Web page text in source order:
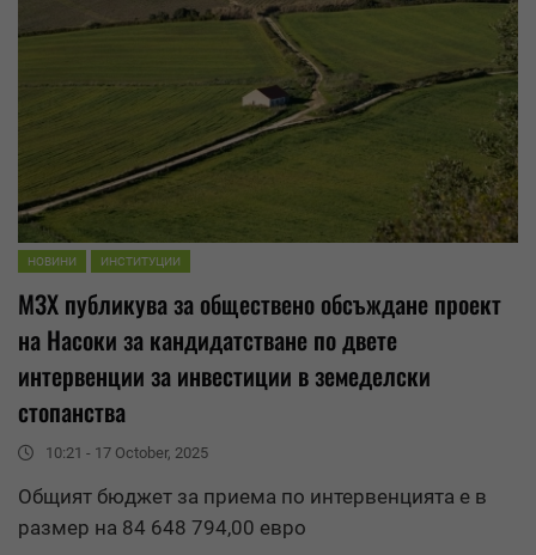
НОВИНИ ИНСТИТУЦИИ
МЗХ публикува за обществено обсъждане проект
на Насоки за кандидатстване по двете
интервенции за инвестиции в земеделски
стопанства
10:21 - 17 October, 2025
Общият бюджет за приема по интервенцията е в
размер на 84 648 794,00 евро